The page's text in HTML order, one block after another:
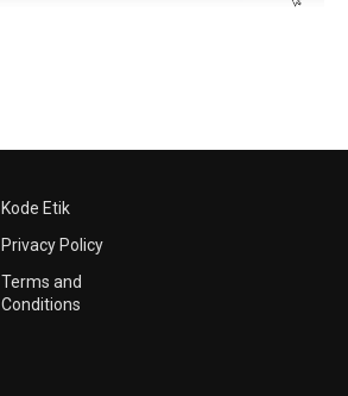
Kode Etik
Privacy Policy
Terms and
Conditions